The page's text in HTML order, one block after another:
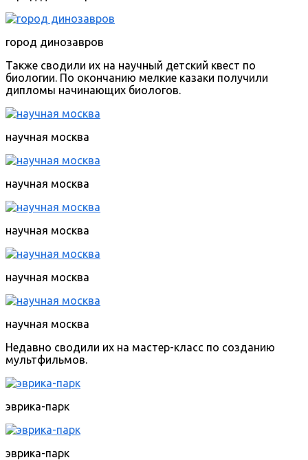
город динозавров
Также сводили их на научный детский квест по
биологии. По окончанию мелкие казаки получили
дипломы начинающих биологов.
научная москва
научная москва
научная москва
научная москва
научная москва
Недавно сводили их на мастер-класс по созданию
мультфильмов.
эврика-парк
эврика-парк